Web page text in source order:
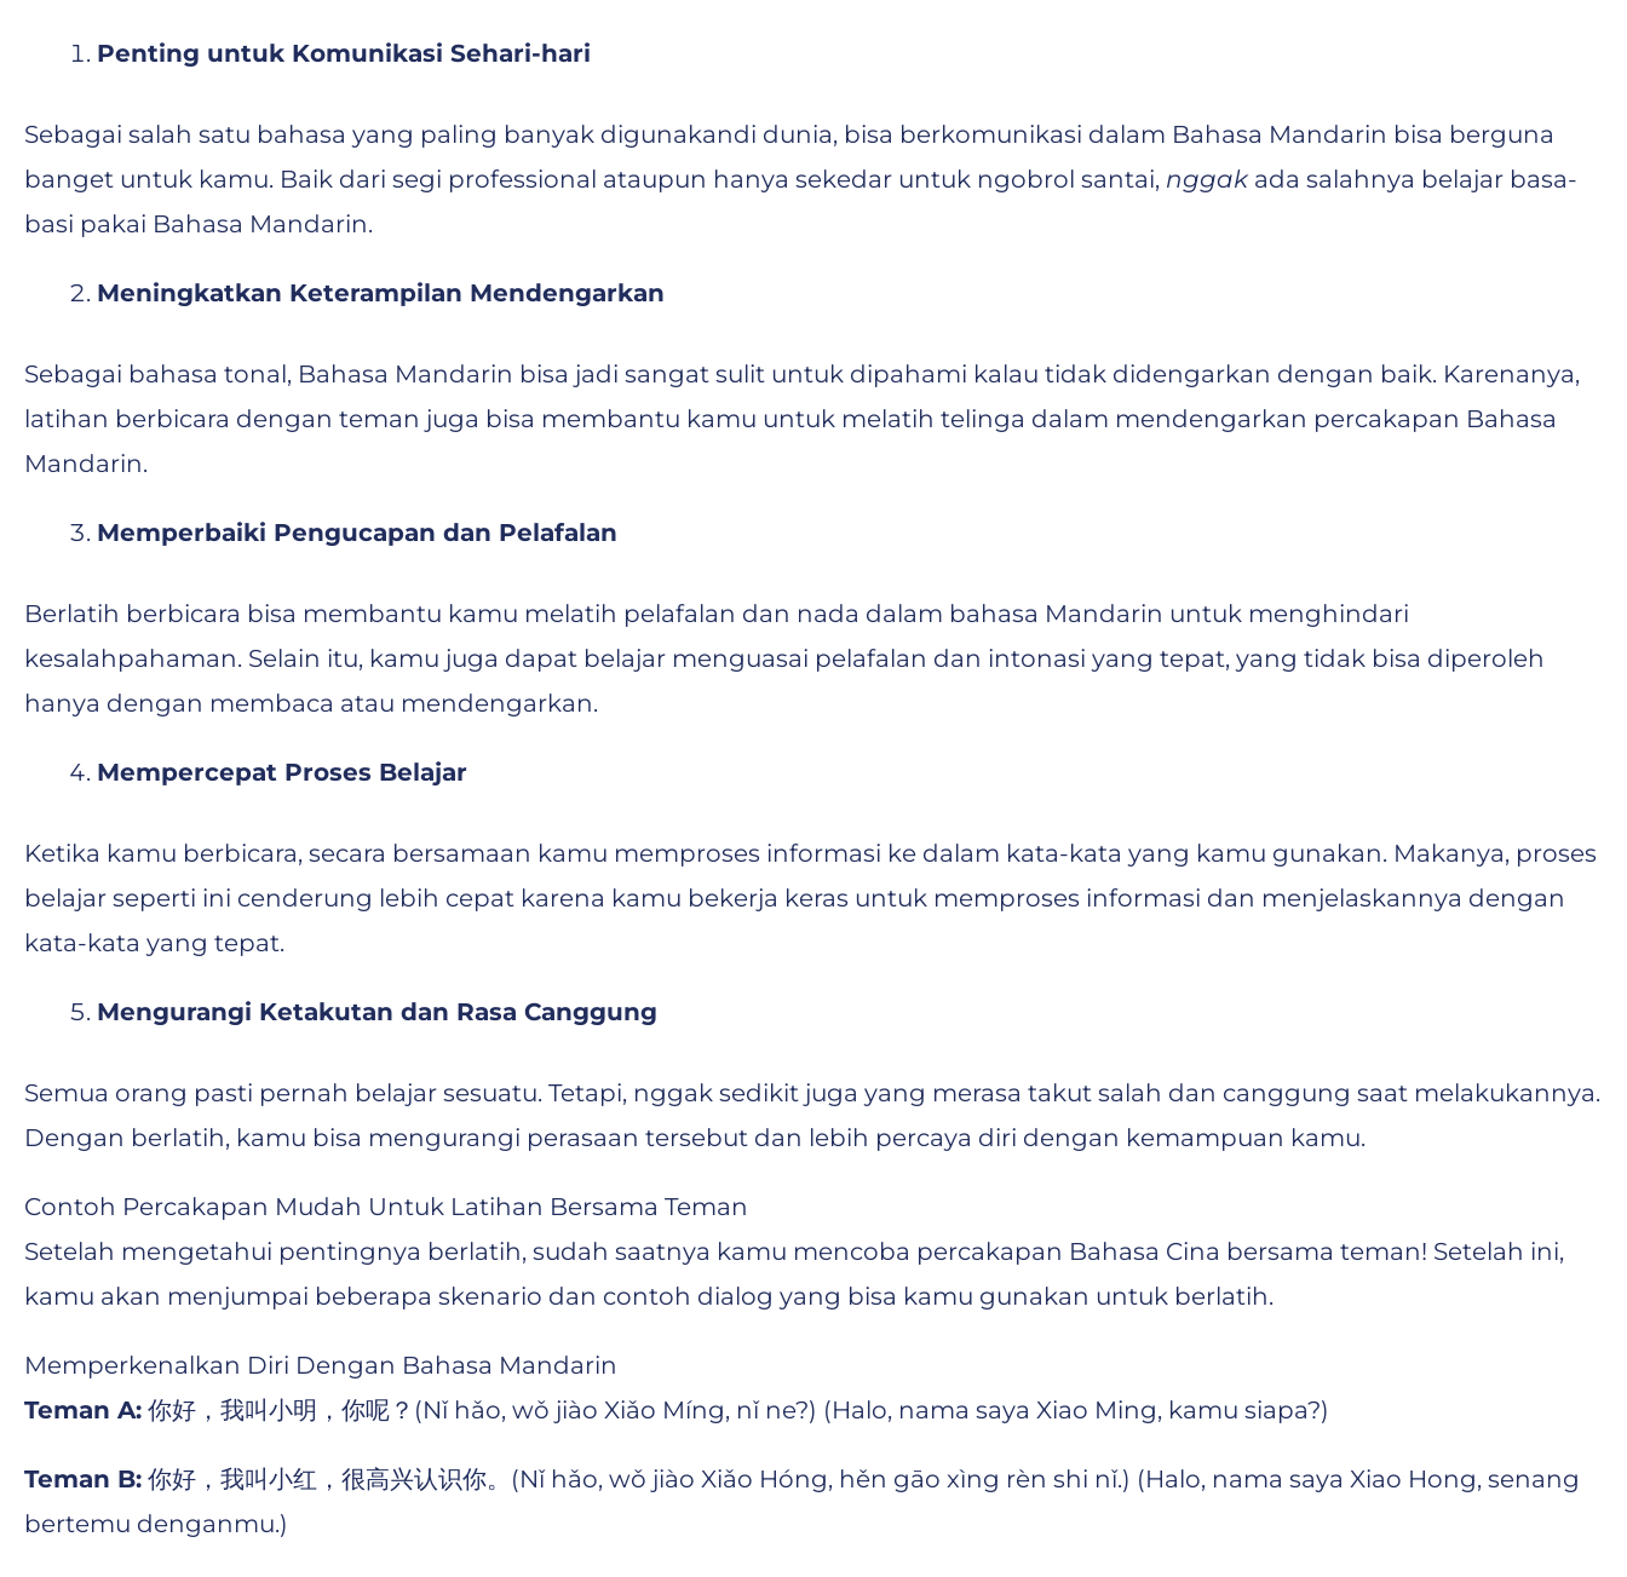
Penting untuk Komunikasi Sehari-hari
Sebagai salah satu bahasa yang paling banyak digunakandi dunia, bisa berkomunikasi dalam Bahasa Mandarin bisa berguna
banget untuk kamu. Baik dari segi professional ataupun hanya sekedar untuk ngobrol santai, nggak ada salahnya belajar basa-
basi pakai Bahasa Mandarin.
Meningkatkan Keterampilan Mendengarkan
Sebagai bahasa tonal, Bahasa Mandarin bisa jadi sangat sulit untuk dipahami kalau tidak didengarkan dengan baik. Karenanya,
latihan berbicara dengan teman juga bisa membantu kamu untuk melatih telinga dalam mendengarkan percakapan Bahasa
Mandarin.
Memperbaiki Pengucapan dan Pelafalan
Berlatih berbicara bisa membantu kamu melatih pelafalan dan nada dalam bahasa Mandarin untuk menghindari
kesalahpahaman. Selain itu, kamu juga dapat belajar menguasai pelafalan dan intonasi yang tepat, yang tidak bisa diperoleh
hanya dengan membaca atau mendengarkan.
Mempercepat Proses Belajar
Ketika kamu berbicara, secara bersamaan kamu memproses informasi ke dalam kata-kata yang kamu gunakan. Makanya, proses
belajar seperti ini cenderung lebih cepat karena kamu bekerja keras untuk memproses informasi dan menjelaskannya dengan
kata-kata yang tepat.
Mengurangi Ketakutan dan Rasa Canggung
Semua orang pasti pernah belajar sesuatu. Tetapi, nggak sedikit juga yang merasa takut salah dan canggung saat melakukannya.
Dengan berlatih, kamu bisa mengurangi perasaan tersebut dan lebih percaya diri dengan kemampuan kamu.
Contoh Percakapan Mudah Untuk Latihan Bersama Teman
Setelah mengetahui pentingnya berlatih, sudah saatnya kamu mencoba percakapan Bahasa Cina bersama teman! Setelah ini,
kamu akan menjumpai beberapa skenario dan contoh dialog yang bisa kamu gunakan untuk berlatih.
Memperkenalkan Diri Dengan Bahasa Mandarin
Teman A: 你好，我叫小明，你呢？(Nǐ hǎo, wǒ jiào Xiǎo Míng, nǐ ne?) (Halo, nama saya Xiao Ming, kamu siapa?)
Teman B: 你好，我叫小红，很高兴认识你。(Nǐ hǎo, wǒ jiào Xiǎo Hóng, hěn gāo xìng rèn shi nǐ.) (Halo, nama saya Xiao Hong, senang
bertemu denganmu.)